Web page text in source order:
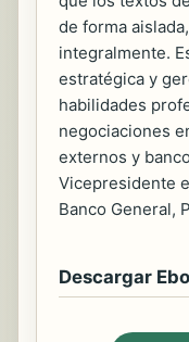
de forma
integralmente.
estratégica y
habilidades
negociaciones
externos y
Vicepresidente
Banco General,
Descargar